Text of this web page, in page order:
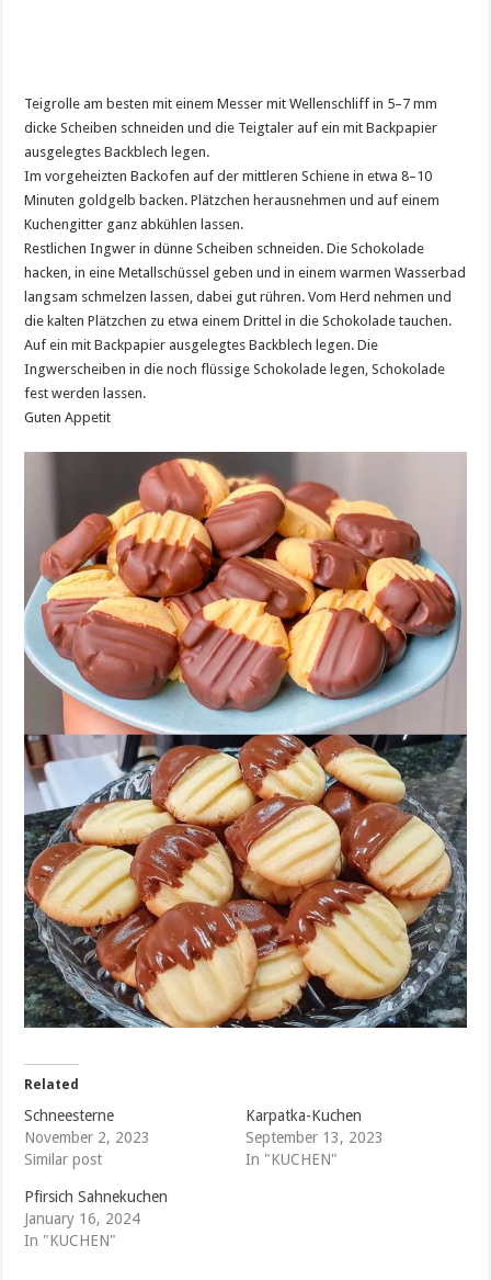
Teigrolle am besten mit einem Messer mit Wellenschliff in 5–7 mm
dicke Scheiben schneiden und die Teigtaler auf ein mit Backpapier
ausgelegtes Backblech legen.
Im vorgeheizten Backofen auf der mittleren Schiene in etwa 8–10
Minuten goldgelb backen. Plätzchen herausnehmen und auf einem
Kuchengitter ganz abkühlen lassen.
Restlichen Ingwer in dünne Scheiben schneiden. Die Schokolade
hacken, in eine Metallschüssel geben und in einem warmen Wasserbad
langsam schmelzen lassen, dabei gut rühren. Vom Herd nehmen und
die kalten Plätzchen zu etwa einem Drittel in die Schokolade tauchen.
Auf ein mit Backpapier ausgelegtes Backblech legen. Die
Ingwerscheiben in die noch flüssige Schokolade legen, Schokolade
fest werden lassen.
Guten Appetit
Related
Schneesterne
November 2, 2023
Similar post
Karpatka-Kuchen
September 13, 2023
In "KUCHEN"
Pfirsich Sahnekuchen
January 16, 2024
In "KUCHEN"